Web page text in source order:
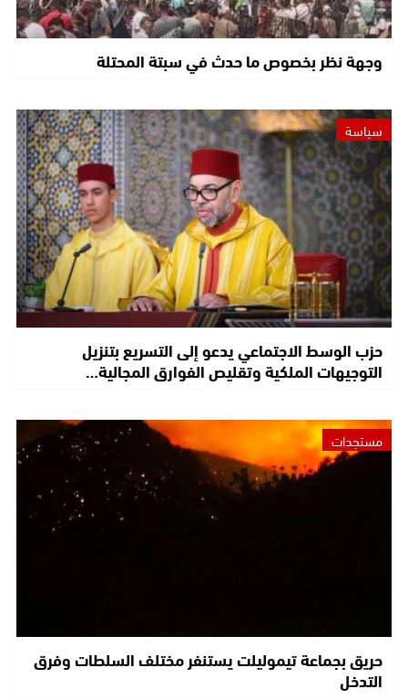
وجهة نظر بخصوص ما حدث في سبتة المحتلة
سياسة
حزب الوسط الاجتماعي يدعو إلى التسريع بتنزيل
التوجيهات الملكية وتقليص الفوارق المجالية…
مستجدات
حريق بجماعة تيموليلت يستنفر مختلف السلطات وفرق
التدخل